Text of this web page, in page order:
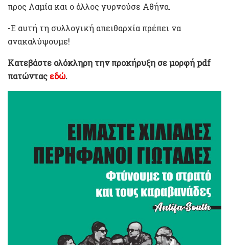
προς Λαμία και ο άλλος γυρνούσε Αθήνα.
-Ε αυτή τη συλλογική απειθαρχία πρέπει να
ανακαλύψουμε!
Κατεβάστε ολόκληρη την προκήρυξη σε μορφή pdf
πατώντας εδώ.